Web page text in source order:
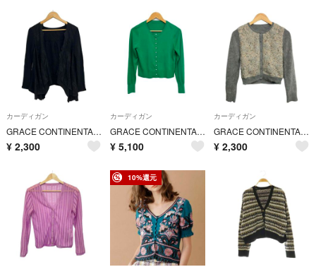
カーディガン
GRACE CONTINENTAL(グレースコンチネンタル) カーディガン サイズ36 S レディース - 黒 長袖
¥ 2,300
カーディガン
GRACE CONTINENTAL(グレースコンチネンタル) カーディガン サイズ36 S レディース美品 - 19153092 グリーン 長袖/パール
¥ 5,100
カーディガン
GRACE CONTINENTAL(グレースコンチネンタル) カーディガン サイズ36 S レディース美品 - 16453201 グレー×ベージュ×ライトグリーン 長袖/アンゴラ混/レース
¥ 2,300
10%還元